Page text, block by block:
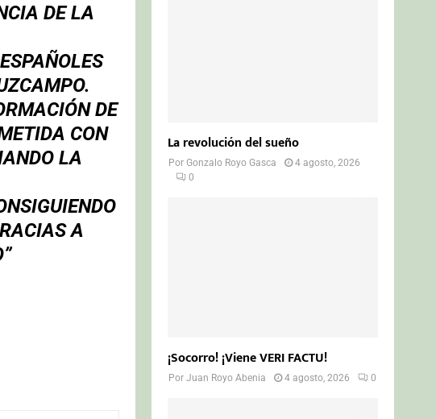
DE LA
DE
CON
LA
A
La revolución del sueño
PorGonzalo Royo Gasca
4 agosto, 2026
0
¡Socorro! ¡Viene VERI FACTU!
PorJuan Royo Abenia 4 agosto, 2026 0